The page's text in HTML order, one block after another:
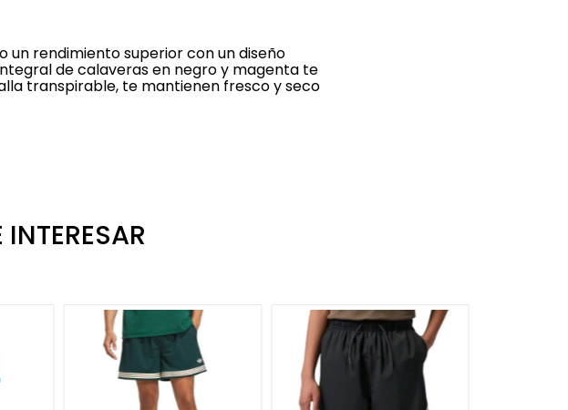
rendimiento superior con un diseño
de calaveras en negro y magenta te
transpirable, te mantienen fresco y seco